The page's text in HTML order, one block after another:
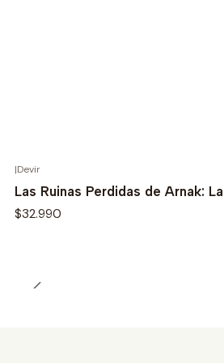
|Devir
Las Ruinas Perdidas de Arnak:
$32.990